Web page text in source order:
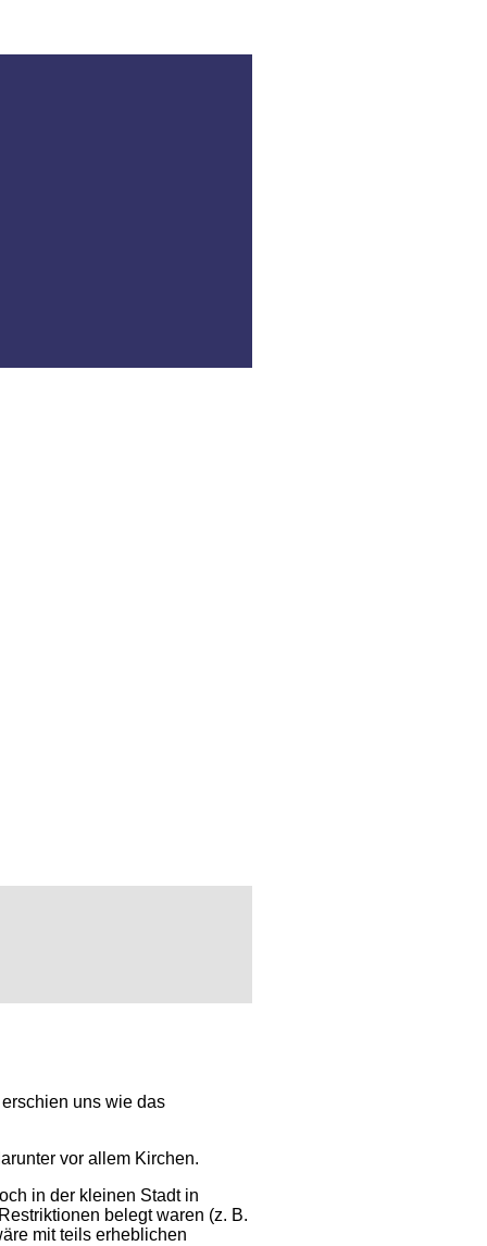
uns wie das
vor allem Kirchen.
in der kleinen Stadt in
belegt waren (z. B.
mit teils erheblichen